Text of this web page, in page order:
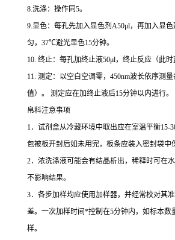
8.洗涤：操作同 5。
9.显色：每孔先加入显色剂 A50μl，再加入显色
匀， 37℃避光显色15分钟。
10. 终止：每孔加终止液50μl，终止反应（此时
11. 测定：以空白空调零， 450nm波长依序测
值）。
测定应在加终止液后15分钟以内进行。
帛科注意事项
1．试剂盒从冷藏环境中取出应在室温平衡15-
包被板开封后如未用完，板条应装入密封袋中
2．浓洗涤液可能会有结晶析出，稀释时可在
不影响结果。
3．各步加样均应使用加样器，并经常校对其
差。一次加样时间 *控制在5分钟内，如标本数
样。